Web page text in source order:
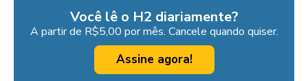
Você lê o H2 diariamente?
A partir de R$5,00 por mês. Cancele quando quiser.
Assine agora!